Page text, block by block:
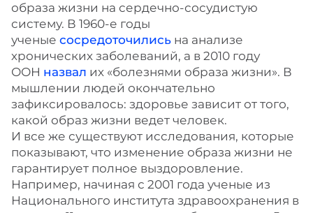
образа жизни на сердечно-сосудистую
систему. В 1960-е годы
ученые сосредоточились на анализе
хронических заболеваний, а в 2010 году
ООН назвал их «болезнями образа жизни». В
мышлении людей окончательно
зафиксировалось: здоровье зависит от того,
какой образ жизни ведет человек.
И все же существуют исследования, которые
показывают, что изменение образа жизни не
гарантирует полное выздоровление.
Например, начиная с 2001 года ученые из
Национального института здравоохранения в